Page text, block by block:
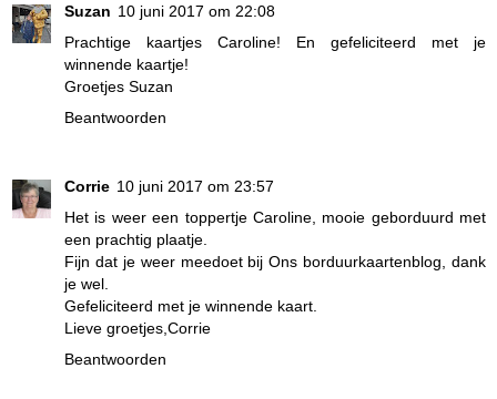
Suzan 10 juni 2017 om 22:08
Prachtige kaartjes Caroline! En gefeliciteerd met je
winnende kaartje!
Groetjes Suzan
Beantwoorden
Corrie 10 juni 2017 om 23:57
Het is weer een toppertje Caroline, mooie geborduurd met
een prachtig plaatje.
Fijn dat je weer meedoet bij Ons borduurkaartenblog, dank
je wel.
Gefeliciteerd met je winnende kaart.
Lieve groetjes,Corrie
Beantwoorden